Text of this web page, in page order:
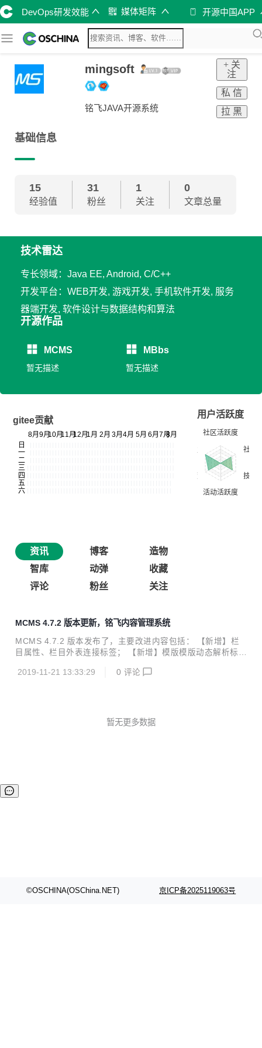
DevOps研发效能 媒体矩阵 开源中国APP
mingsoft
铭飞JAVA开源系统
+ 关
注
私 信
拉 黑
基础信息
15
经验值
31
粉丝
1
关注
0
文章总量
技术雷达
专长领域：Java EE, Android, C/C++
开发平台：WEB开发, 游戏开发, 手机软件开发, 服务
器端开发, 软件设计与数据结构和算法
开源作品
MCMS
暂无描述
MBbs
暂无描述
gitee贡献
用户活跃度
资讯 博客
造物
智库
动弹
收藏
评论
粉丝 关注
MCMS 4.7.2 版本更新，铭飞内容管理系统
MCMS 4.7.2 版本发布了，主要改进内容包括： 【新增】栏
目属性、栏目外表连接标签； 【新增】模版模版动态解析标签
ar包运行部署问题 【修复】百度编辑器bug 【修复】修复mst
2019-11-21 13:33:29 0 评论
暂无更多数据
©OSCHINA(OSChina.NET) 京ICP备2025119063号